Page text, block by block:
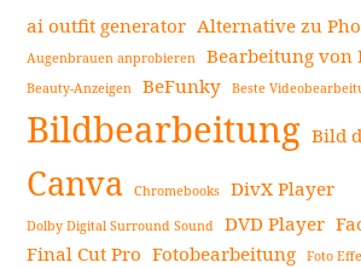
Farbkorrektur
wichtig?
weiterlesen
Seitenleiste
ai outfit generator Alternative zu
Augenbrauen anprobieren Bearbeitung von
Beauty-Anzeigen BeFunky Beste
Bildbearbeitung Bild
Canva Chromebooks DivX Player
Dolby Digital Surround Sound DVD Player
Final Cut Pro Fotobearbeitung Foto